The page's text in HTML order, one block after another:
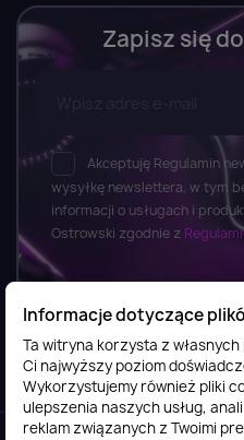
Zapisz się
Akceptuję Regulamin
wysyłkę newslettera, w tym
informacji o usługach i
Ostrowski zgodnie z
Informacje
Informacje dotyczące
Ta witryna korzysta z
Ci najwyższy poziom
Wykorzystujemy również pliki
ulepszenia naszych usług,
reklam związanych z Twoimi